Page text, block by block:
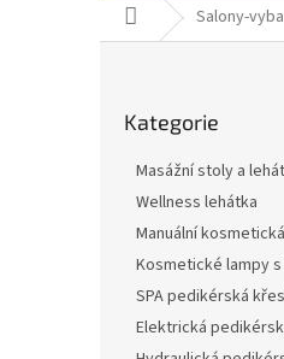
Domů Salony-
kategorie
Kategorie
Masážní stoly a
Wellness lehátka
Manuální
Kosmetické lampy
SPA pedikérská
Elektrická